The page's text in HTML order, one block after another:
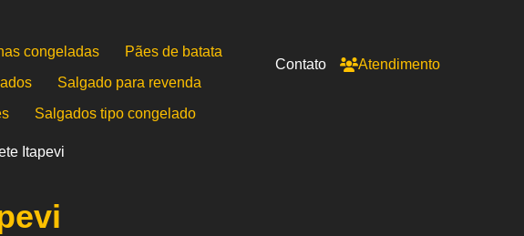
congeladas
Pães de batata
Salgado para revenda
Salgados tipo congelado
Contato Atendimento
Itapevi